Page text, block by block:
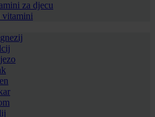
za djecu
vitamini